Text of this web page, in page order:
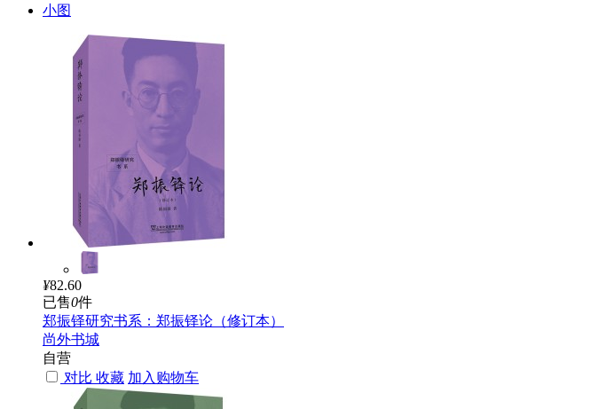
小图
¥82.60
已售0件
郑振铎研究书系：郑振铎论（修订本）
尚外书城
自营
对比 收藏 加入购物车